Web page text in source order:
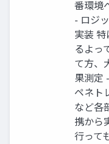
番環境
- ロジ
実装
るよっ
て方、
果測定
ペネト
など各
携から
行って